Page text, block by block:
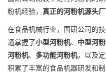
粉机经验， 真正的河粉机源头
在食品机械行业，国研公司的
通掌握了小型河粉机、 中型河
河粉机、 多功能河粉机，以及
积累了丰富的食品机器研发和